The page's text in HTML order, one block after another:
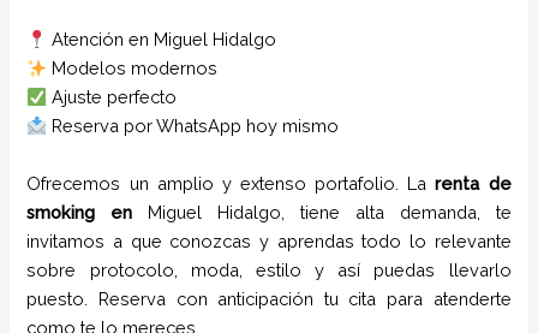
Atención en Miguel Hidalgo
Modelos modernos
Ajuste perfecto
Reserva por WhatsApp hoy mismo
Ofrecemos un amplio y extenso portafolio. Larenta de
smoking
en Miguel Hidalgo , tiene alta demanda, te
invitamos a que conozcas y aprendas todo lo relevante
sobre protocolo, moda, estilo y así puedas llevarlo
puesto. Reserva con anticipación tu cita para atenderte
como te lo mereces.